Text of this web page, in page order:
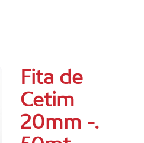
Fita de
Cetim
20mm -.